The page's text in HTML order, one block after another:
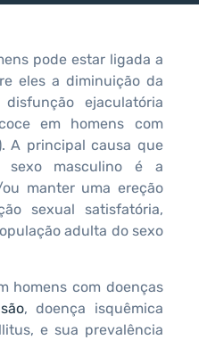
pode estar ligada a
eles a diminuição da
ejaculatória
em homens com
A principal causa que
sexo masculino é a
manter uma ereção
sexual satisfatória,
adulta do sexo
homens com doenças
, doença isquêmica
e sua prevalência